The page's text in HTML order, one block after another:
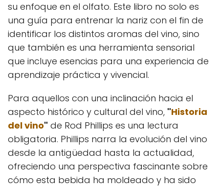
su enfoque en el olfato. Este libro no solo es
una guía para entrenar la nariz con el fin de
identificar los distintos aromas del vino, sino
que también es una herramienta sensorial
que incluye esencias para una experiencia de
aprendizaje práctica y vivencial.
Para aquellos con una inclinación hacia el
aspecto histórico y cultural del vino, "Historia
del vino" de Rod Phillips es una lectura
obligatoria. Phillips narra la evolución del vino
desde la antigüedad hasta la actualidad,
ofreciendo una perspectiva fascinante sobre
cómo esta bebida ha moldeado y ha sido